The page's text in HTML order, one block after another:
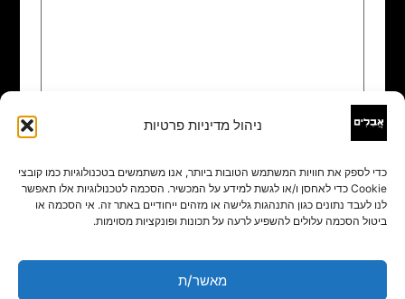
ניהול מדיניות פרטיות
כדי לספק את חוויות המשתמש הטובות ביותר, אנו משתמשים בטכנולוגיות כמו קובצי
Cookie כדי לאחסן ו/או לגשת למידע על המכשיר. הסכמה לטכנולוגיות אלו תאפשר
לנו לעבד נתונים כגון התנהגות גלישה או מזהים ייחודיים באתר זה. אי הסכמה או
ביטול הסכמה עלולים להשפיע לרעה על תכונות ופונקציות מסוימות.
מאשר/ת
שם
אימייל*